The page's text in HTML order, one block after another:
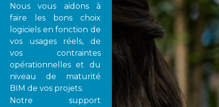
Nous vous aidons à
faire les bons choix
logiciels en fonction de
vos usages réels, de
vos contraintes
opérationnelles et du
niveau de maturité
BIM de vos projets.
Notre support